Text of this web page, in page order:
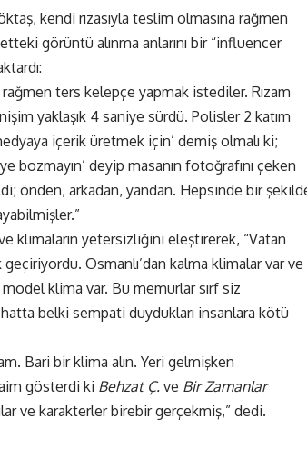
kendi rızasıyla teslim olmasına rağmen
görüntü alınma anlarını bir “influencer
ters kelepçe yapmak istediler. Rızam
yaklaşık 4 saniye sürdü. Polisler 2 katım
içerik üretmek için’ demiş olmalı ki;
bozmayın’ deyip masanın fotoğrafını çeken
önden, arkadan, yandan. Hepsinde bir
klimaların yetersizliğini eleştirerek, “Vatan
geçiriyordu. Osmanlı’dan kalma klimalar var ve
model klima var. Bu memurlar sırf siz
belki sempati duydukları insanlara kötü
Bari bir klima alın. Yeri gelmişken
gösterdi ki Behzat Ç. ve Bir Zamanlar
ve karakterler birebir gerçekmiş,” dedi.